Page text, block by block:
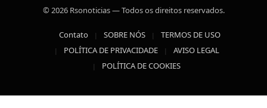
© 2026 Rsonoticias — Todos os direitos reservados.
Contato SOBRE NÓS
TERMOS DE USO
POLÍTICA DE PRIVACIDADE
AVISO LEGAL
POLÍTICA DE COOKIES